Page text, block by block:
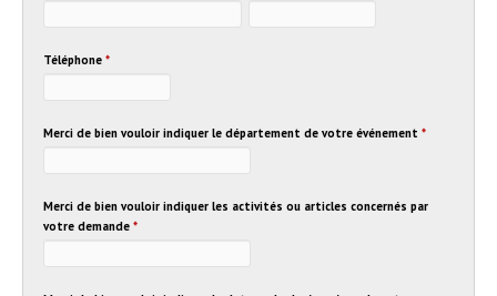
Téléphone *
Merci de bien vouloir indiquer le département de votre événement *
Merci de bien vouloir indiquer les activités ou articles concernés par
votre demande *